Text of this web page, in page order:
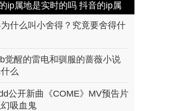
ip属地是实时的吗 抖音的ip属
地是不是实
什么叫小舍得？究竟要舍得什
觉醒的雷电和驯服的蔷薇小说
么
公开新曲《COME》MV预告片
吸血鬼